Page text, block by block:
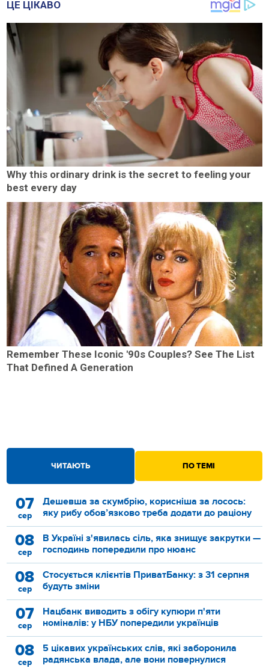
ЧИТАЮТЬ ПО ТЕМІ
07
сер
Дешевша за скумбрію, корисніша за лосось:
яку рибу обов’язково треба додати до раціону
08
сер
В Україні з'явилась сіль, яка знищує закрутки —
господинь попередили про нюанс
08
сер
Стосується клієнтів ПриватБанку: з 31 серпня
будуть зміни
07
сер
Нацбанк виводить з обігу купюри п'яти
номіналів: у НБУ попередили українців
08
сер
5 цікавих українських слів, які заборонила
радянська влада, але вони повернулися
ЦЕ ЦІКАВО
Why this ordinary drink is the secret to feeling your
best every day
Remember These Iconic '90s Couples? See The List
That Defined A Generation